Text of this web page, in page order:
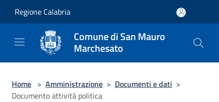
Regione Calabria
Comune di San Mauro
Marchesato
Home > Amministrazione > Documenti e dati >
Documento attività politica